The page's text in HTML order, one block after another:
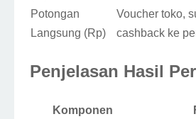
Potongan
Langsung (Rp)
Voucher toko,
cashback ke
Penjelasan Hasil
Komponen